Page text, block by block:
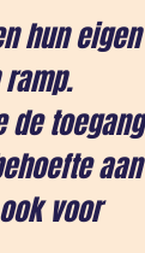
hun eigen
de toegang
aan
voor